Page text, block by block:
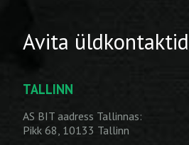
Avita üldkontaktid
TALLINN
AS BIT aadress Tallinnas:
Pikk 68, 10133 Tallinn